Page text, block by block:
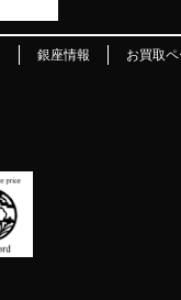
銀座情報 お買取